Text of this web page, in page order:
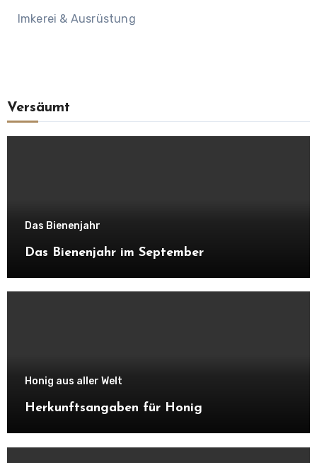
Imkerei & Ausrüstung
Versäumt
Das Bienenjahr
Das Bienenjahr im September
Honig aus aller Welt
Herkunftsangaben für Honig